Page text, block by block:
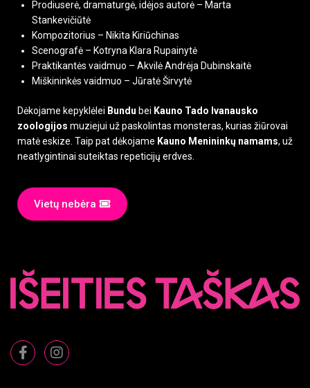
Prodiuserė, dramaturgė, idėjos autorė – Marta
Stankevičiūtė
Kompozitorius – Nikita Kiriūchinas
Scenografė – Kotryna Klara Rupainytė
Praktikantės vaidmuo – Akvilė Andrėja Dubinskaitė
Miškininkės vaidmuo – Jūratė Širvytė
Dėkojame kepyklėlei Bundu bei Kauno Tado Ivanausko
zoologijos muziejui už paskolintas monsteras, kurias žiūrovai
matė eskize. Taip pat dėkojame Kauno Menininkų namams, už
neatlygintinai suteiktas repeticijų erdves.
Vietų nebėra